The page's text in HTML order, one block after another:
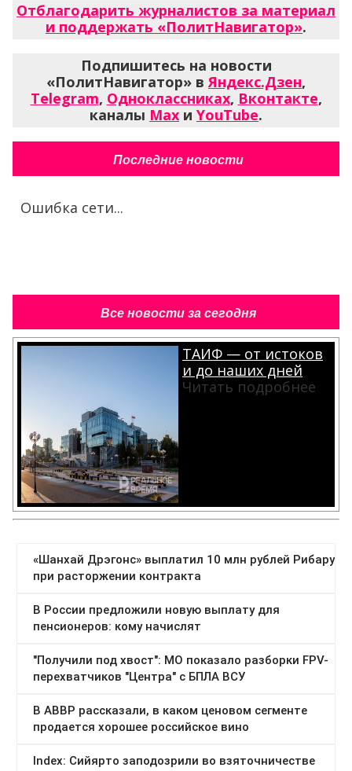
Отблагодарить журналистов за материал
и поддержать «ПолитНавигатор».
Подпишитесь на новости
«ПолитНавигатор» вЯндекс.Дзен,
Telegram, Одноклассниках, Вконтакте,
каналы Max и YouTube.
Последние новости
Ошибка сети...
Все новости за сегодня
ТАИФ — от истоков
и до наших дней
Читать подробнее